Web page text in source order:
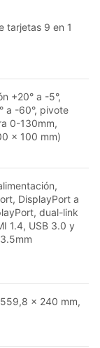
tarjetas 9 en 1
+20° a -5°,
a -60°, pivote
0-130mm,
x 100 mm)
DisplayPort a
dual-link
1.4, USB 3.0 y
x 240 mm,